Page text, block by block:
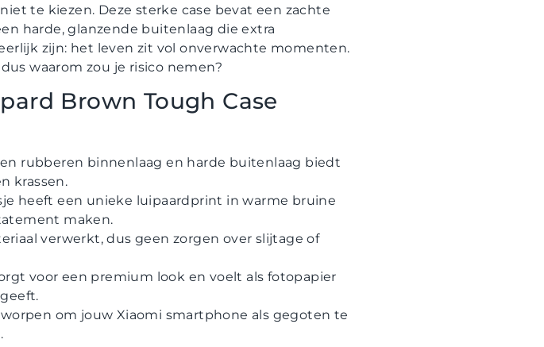
te kiezen. Deze sterke case bevat een zachte
harde, glanzende buitenlaag die extra
zijn: het leven zit vol onverwachte momenten.
waarom zou je risico nemen?
Brown Tough Case
rubberen binnenlaag en harde buitenlaag biedt
krassen.
heeft een unieke luipaardprint in warme bruine
maken.
verwerkt, dus geen zorgen over slijtage of
voor een premium look en voelt als fotopapier
om jouw Xiaomi smartphone als gegoten te